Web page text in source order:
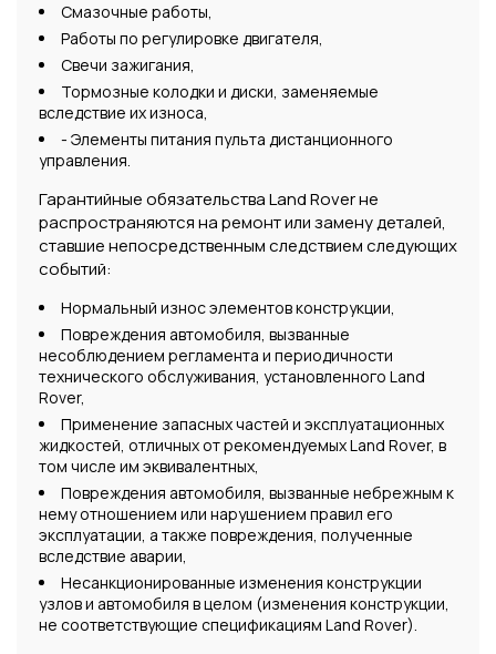
Смазочные работы,
Работы по регулировке двигателя,
Свечи зажигания,
Тормозные колодки и диски, заменяемые
вследствие их износа,
- Элементы питания пульта дистанционного
управления.
Гарантийные обязательства Land Rover не
распространяются на ремонт или замену деталей,
ставшие непосредственным следствием следующих
событий:
Нормальный износ элементов конструкции,
Повреждения автомобиля, вызванные
несоблюдением регламента и периодичности
технического обслуживания, установленного Land
Rover,
Применение запасных частей и эксплуатационных
жидкостей, отличных от рекомендуемых Land Rover, в
том числе им эквивалентных,
Повреждения автомобиля, вызванные небрежным к
нему отношением или нарушением правил его
эксплуатации, а также повреждения, полученные
вследствие аварии,
Несанкционированные изменения конструкции
узлов и автомобиля в целом (изменения конструкции,
не соответствующие спецификациям Land Rover).